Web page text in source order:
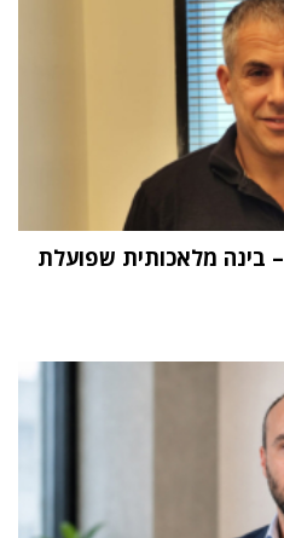
"העתיד הוא Physical AI – בינה מלאכותית שפועלת